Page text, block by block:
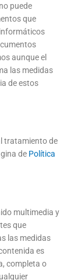
puede
que
aunque el
las medidas
de estos
tratamiento de
de Política
multimedia y
que
las medidas
es
completa o